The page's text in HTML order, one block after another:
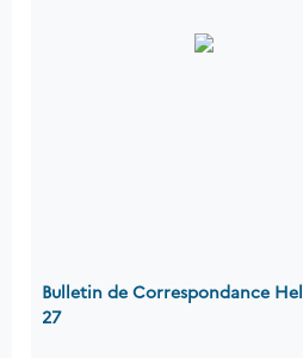
Bulletin de Correspondance
27